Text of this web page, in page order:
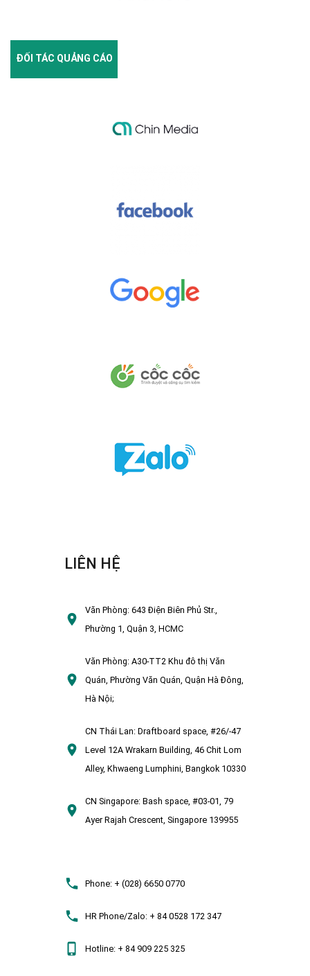
ĐỐI TÁC QUẢNG CÁO
LIÊN HỆ
Văn Phòng:643 Điện Biên Phủ Str.,
Phường 1, Quận 3, HCMC
Văn Phòng:A30-TT2 Khu đô thị Văn
Quán, Phường Văn Quán, Quận Hà Đông,
Hà Nội;
CN Thái Lan: Draftboard space, #26/-47
Level 12A Wrakarn Building, 46 Chit Lom
Alley, Khwaeng Lumphini, Bangkok 10330
CN Singapore: Bash space, #03-01, 79
Ayer Rajah Crescent, Singapore 139955
Phone:+ (028) 6650 0770
HR Phone/Zalo:+ 84 0528 172 347
Hotline:+ 84 909 225 325